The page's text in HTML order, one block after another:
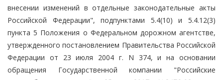
внесении изменений в отдельные законодательные акты
Российской Федерации", подпунктами 5.4(10) и 5.4.12(3)
пункта 5 Положения о Федеральном дорожном агентстве,
утвержденного постановлением Правительства Российской
Федерации от 23 июля 2004 г. N 374, и на основании
обращения Государственной компании "Российские